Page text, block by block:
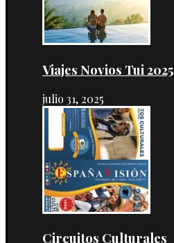
Viajes Novios Tui 2025
julio 31, 2025
Circuitos Culturales